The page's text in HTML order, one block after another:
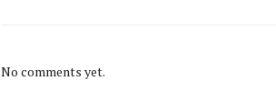
No comments yet.